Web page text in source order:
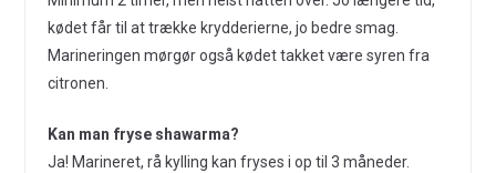
kødet får til at trække krydderierne, jo bedre smag.
Marineringen mørgør også kødet takket være syren fra
citronen.
Kan man fryse shawarma?
Ja! Marineret, rå kylling kan fryses i op til 3 måneder.